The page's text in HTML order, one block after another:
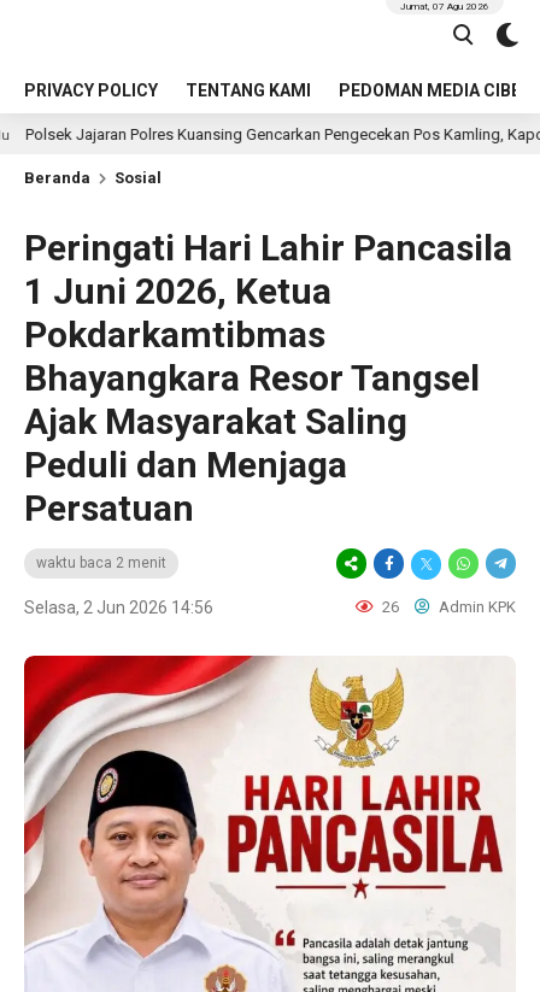
PRIVACY POLICY TENTANG KAMI PEDOMAN MEDIA CIBER
Jumat, 07 Agu 2026
Polres Kuansing Gencarkan Pengecekan Pos Kamling, Kapolres Ajak
Beranda Sosial
Peringati Hari Lahir Pancasila
1 Juni 2026, Ketua
Pokdarkamtibmas
Bhayangkara Resor Tangsel
Ajak Masyarakat Saling
Peduli dan Menjaga
Persatuan
waktu baca 2 menit
Selasa, 2 Jun 2026 14:56 26 Admin KPK